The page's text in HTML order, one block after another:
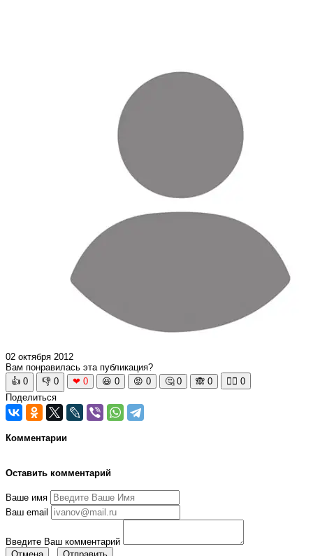
02 октября 2012
Вам понравилась эта публикация?
👍 0 👎 0 ❤ 0 😆 0 😡 0 🤔 0 🙈 0 🧘‍♀️ 0
Поделиться
Комментарии
Оставить комментарий
Ваше имя
Ваш email
Введите Ваш комментарий